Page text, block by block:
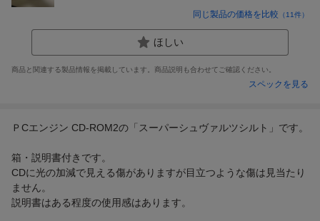
同じ製品の価格を比較 （11件）
ほしい
商品と関連する製品情報を掲載しています。商品説明も合わせてご確認ください。
スペックを見る
ＰCエンジン CD-ROM2の「スーパーシュヴァルツシルト」です。
箱・説明書付きです。
CDに光の加減で見える傷がありますが目立つような傷は見当たり
ません。
説明書はある程度の使用感はあります。